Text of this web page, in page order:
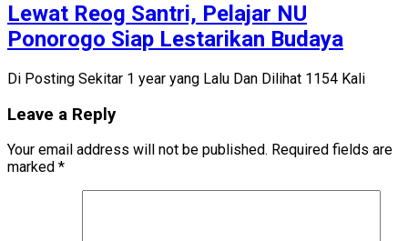
Lewat Reog Santri, Pelajar NU
Ponorogo Siap Lestarikan Budaya
Di Posting Sekitar 1 year yang Lalu Dan Dilihat 1154 Kali
Leave a Reply
Your email address will not be published. Required fields are
marked *